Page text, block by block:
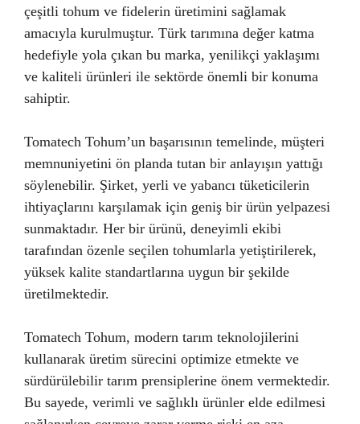
çeşitli tohum ve fidelerin üretimini sağlamak
amacıyla kurulmuştur. Türk tarımına değer katma
hedefiyle yola çıkan bu marka, yenilikçi yaklaşımı
ve kaliteli ürünleri ile sektörde önemli bir konuma
sahiptir.
Tomatech Tohum’un başarısının temelinde, müşteri
memnuniyetini ön planda tutan bir anlayışın yattığı
söylenebilir. Şirket, yerli ve yabancı tüketicilerin
ihtiyaçlarını karşılamak için geniş bir ürün yelpazesi
sunmaktadır. Her bir ürünü, deneyimli ekibi
tarafından özenle seçilen tohumlarla yetiştirilerek,
yüksek kalite standartlarına uygun bir şekilde
üretilmektedir.
Tomatech Tohum, modern tarım teknolojilerini
kullanarak üretim sürecini optimize etmekte ve
sürdürülebilir tarım prensiplerine önem vermektedir.
Bu sayede, verimli ve sağlıklı ürünler elde edilmesi